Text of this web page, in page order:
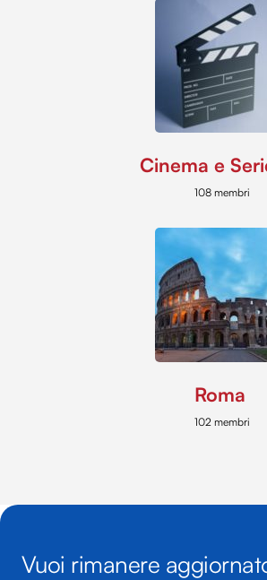
Cinema e
108 membri
Roma
102 membri
Vuoi rimanere